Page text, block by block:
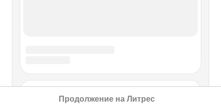
Продолжение на Литрес